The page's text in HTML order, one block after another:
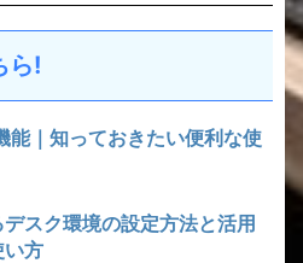
ら!
｜知っておきたい便利な使
スク環境の設定方法と活用
い方